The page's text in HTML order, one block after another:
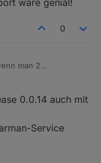
wäre genial!
0
man 2
auf englisch
vom
wäre genial!
0.0.14 auch mit
Service